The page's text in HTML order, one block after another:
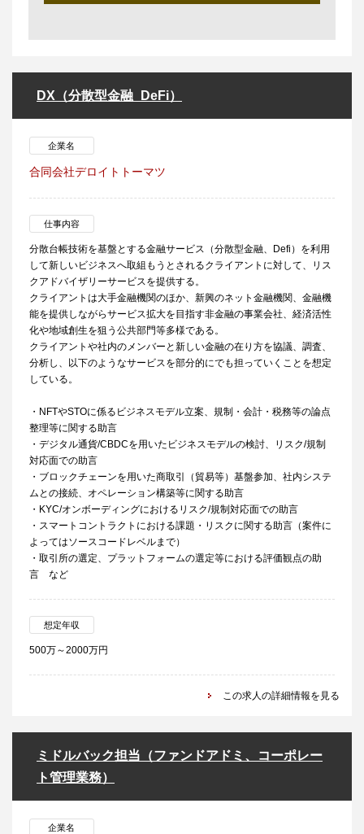
DX（分散型金融_DeFi）
企業名
合同会社デロイトトーマツ
仕事内容
分散台帳技術を基盤とする金融サービス（分散型金融、Defi）を利用
して新しいビジネスへ取組もうとされるクライアントに対して、リス
クアドバイザリーサービスを提供する。
クライアントは大手金融機関のほか、新興のネット金融機関、金融機
能を提供しながらサービス拡大を目指す非金融の事業会社、経済活性
化や地域創生を狙う公共部門等多様である。
クライアントや社内のメンバーと新しい金融の在り方を協議、調査、
分析し、以下のようなサービスを部分的にでも担っていくことを想定
している。
・NFTやSTOに係るビジネスモデル立案、規制・会計・税務等の論点
整理等に関する助言
・デジタル通貨/CBDCを用いたビジネスモデルの検討、リスク/規制
対応面での助言
・ブロックチェーンを用いた商取引（貿易等）基盤参加、社内システ
ムとの接続、オペレーション構築等に関する助言
・KYC/オンボーディングにおけるリスク/規制対応面での助言
・スマートコントラクトにおける課題・リスクに関する助言（案件に
よってはソースコードレベルまで）
・取引所の選定、プラットフォームの選定等における評価観点の助
言 など
想定年収
500万～2000万円
この求人の詳細情報を見る
ミドルバック担当（ファンドアドミ、コーポレー
ト管理業務）
企業名